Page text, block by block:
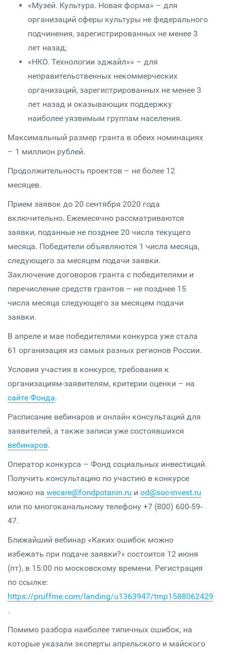
«Музей. Культура. Новая форма» – для
организаций сферы культуры не федерального
подчинения, зарегистрированных не менее 3
лет назад;
«НКО. Технологии эджайл»» – для
неправительственных некоммерческих
организаций, зарегистрированных не менее 3
лет назад и оказывающих поддержку
наиболее уязвимым группам населения.
Максимальный размер гранта в обеих номинациях
– 1 миллион рублей.
Продолжительность проектов – не более 12
месяцев.
Прием заявок до 20 сентября 2020 года
включительно. Ежемесячно рассматриваются
заявки, поданные не позднее 20 числа текущего
месяца. Победители объявляются 1 числа месяца,
следующего за месяцем подачи заявки.
Заключение договоров гранта с победителями и
перечисление средств грантов – не позднее 15
числа месяца следующего за месяцем подачи
заявки.
В апреле и мае победителями конкурса уже стала
61 организация из самых разных регионов России.
Условия участия в конкурсе, требования к
организациям-заявителям, критерии оценки – на
сайте Фонда.
Расписание вебинаров и онлайн консультаций для
заявителей, а также записи уже состоявшихся
вебинаров.
Оператор конкурса – Фонд социальных инвестиций.
Получить консультацию по участию в конкурсе
можно на wecare@fondpotanin.ru и od@soc-invest.ru
или по многоканальному телефону +7 (800) 600-59-
47.
Ближайший вебинар «Каких ошибок можно
избежать при подаче заявки?» состоится 12 июня
(пт), в 15:00 по московскому времени. Регистрация
по ссылке:
https://pruffme.com/landing/u1363947/tmp1588062429
.
Помимо разбора наиболее типичных ошибок, на
которые указали эксперты апрельского и майского